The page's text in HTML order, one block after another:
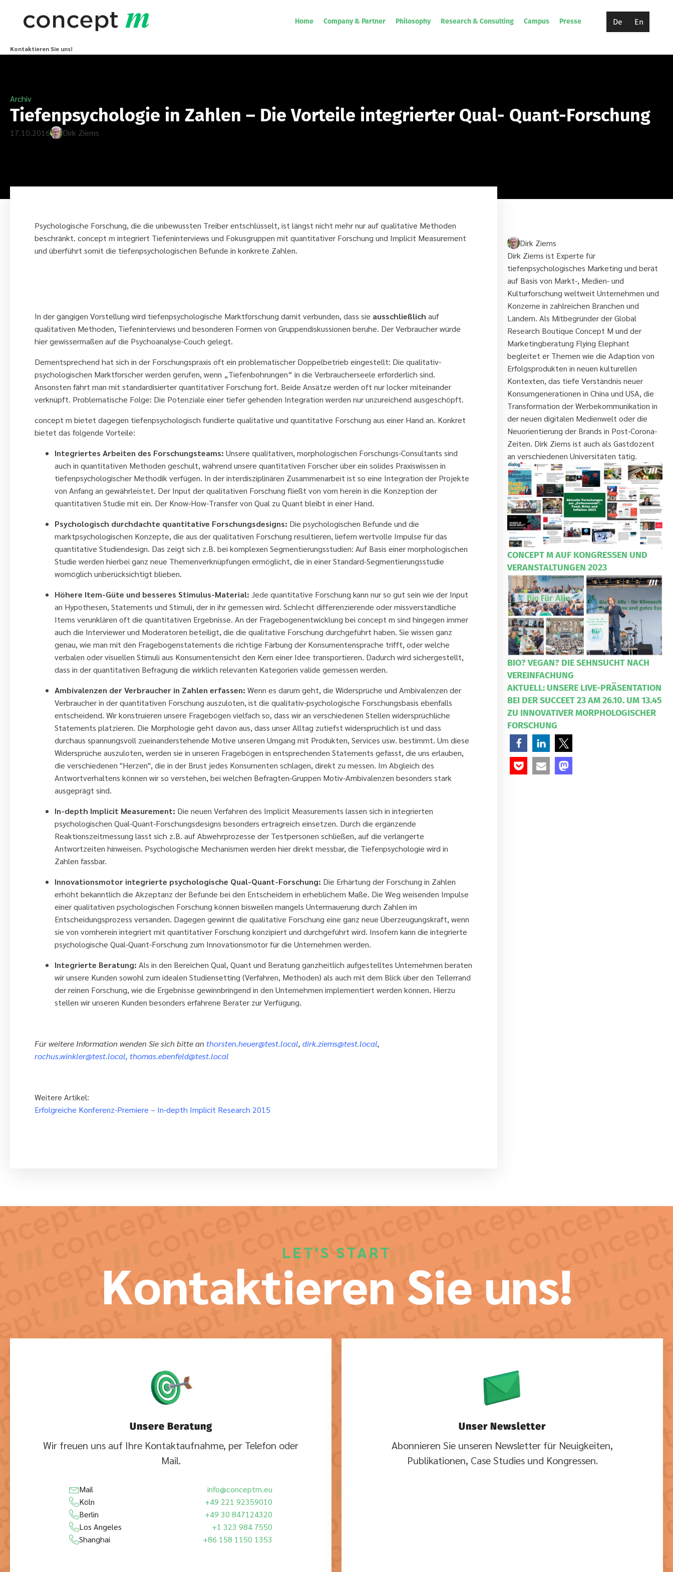
Home Company & Partner Philosophy Research & Consulting Campus Presse De En
Kontaktieren Sie uns!
Archiv
Tiefenpsychologie in Zahlen – Die Vorteile integrierter Qual- Quant-Forschung
17.10.2016 Dirk Ziems
Psychologische Forschung, die die unbewussten Treiber entschlüsselt, ist längst nicht mehr nur auf qualitative Methoden
beschränkt. concept m integriert Tiefeninterviews und Fokusgruppen mit quantitativer Forschung und Implicit Measurement
und überführt somit die tiefenpsychologischen Befunde in konkrete Zahlen.
In der gängigen Vorstellung wird tiefenpsychologische Marktforschung damit verbunden, dass sie ausschließlich auf
qualitativen Methoden, Tiefeninterviews und besonderen Formen von Gruppendiskussionen beruhe. Der Verbraucher würde
hier gewissermaßen auf die Psychoanalyse-Couch gelegt.
Dementsprechend hat sich in der Forschungspraxis oft ein problematischer Doppelbetrieb eingestellt: Die qualitativ-
psychologischen Marktforscher werden gerufen, wenn „Tiefenbohrungen“ in die Verbraucherseele erforderlich sind.
Ansonsten fährt man mit standardisierter quantitativer Forschung fort. Beide Ansätze werden oft nur locker miteinander
verknüpft. Problematische Folge: Die Potenziale einer tiefer gehenden Integration werden nur unzureichend ausgeschöpft.
concept m bietet dagegen tiefenpsychologisch fundierte qualitative und quantitative Forschung aus einer Hand an. Konkret
bietet das folgende Vorteile:
Integriertes Arbeiten des Forschungsteams: Unsere qualitativen, morphologischen Forschungs-Consultants sind
auch in quantitativen Methoden geschult, während unsere quantitativen Forscher über ein solides Praxiswissen in
tiefenpsychologischer Methodik verfügen. In der interdisziplinären Zusammenarbeit ist so eine Integration der Projekte
von Anfang an gewährleistet. Der Input der qualitativen Forschung fließt von vorn herein in die Konzeption der
quantitativen Studie mit ein. Der Know-How-Transfer von Qual zu Quant bleibt in einer Hand.
Psychologisch durchdachte quantitative Forschungsdesigns: Die psychologischen Befunde und die
marktpsychologischen Konzepte, die aus der qualitativen Forschung resultieren, liefern wertvolle Impulse für das
quantitative Studiendesign. Das zeigt sich z.B. bei komplexen Segmentierungsstudien: Auf Basis einer morphologischen
Studie werden hierbei ganz neue Themenverknüpfungen ermöglicht, die in einer Standard-Segmentierungsstudie
womöglich unberücksichtigt blieben.
Höhere Item-Güte und besseres Stimulus-Material: Jede quantitative Forschung kann nur so gut sein wie der Input
an Hypothesen, Statements und Stimuli, der in ihr gemessen wird. Schlecht differenzierende oder missverständliche
Items verunklären oft die quantitativen Ergebnisse. An der Fragebogenentwicklung bei concept m sind hingegen immer
auch die Interviewer und Moderatoren beteiligt, die die qualitative Forschung durchgeführt haben. Sie wissen ganz
genau, wie man mit den Fragebogenstatements die richtige Färbung der Konsumentensprache trifft, oder welche
verbalen oder visuellen Stimuli aus Konsumentensicht den Kern einer Idee transportieren. Dadurch wird sichergestellt,
dass in der quantitativen Befragung die wirklich relevanten Kategorien valide gemessen werden.
Ambivalenzen der Verbraucher in Zahlen erfassen: Wenn es darum geht, die Widersprüche und Ambivalenzen der
Verbraucher in der quantitativen Forschung auszuloten, ist die qualitativ-psychologische Forschungsbasis ebenfalls
entscheidend. Wir konstruieren unsere Fragebögen vielfach so, dass wir an verschiedenen Stellen widersprüchliche
Statements platzieren. Die Morphologie geht davon aus, dass unser Alltag zutiefst widersprüchlich ist und dass
durchaus spannungsvoll zueinanderstehende Motive unseren Umgang mit Produkten, Services usw. bestimmt. Um diese
Widersprüche auszuloten, werden sie in unseren Fragebögen in entsprechenden Statements gefasst, die uns erlauben,
die verschiedenen "Herzen", die in der Brust jedes Konsumenten schlagen, direkt zu messen. Im Abgleich des
Antwortverhaltens können wir so verstehen, bei welchen Befragten-Gruppen Motiv-Ambivalenzen besonders stark
ausgeprägt sind.
In-depth Implicit Measurement: Die neuen Verfahren des Implicit Measurements lassen sich in integrierten
psychologischen Qual-Quant-Forschungsdesigns besonders ertragreich einsetzen. Durch die ergänzende
Reaktionszeitmessung lässt sich z.B. auf Abwehrprozesse der Testpersonen schließen, auf die verlängerte
Antwortzeiten hinweisen. Psychologische Mechanismen werden hier direkt messbar, die Tiefenpsychologie wird in
Zahlen fassbar.
Innovationsmotor integrierte psychologische Qual-Quant-Forschung: Die Erhärtung der Forschung in Zahlen
erhöht bekanntlich die Akzeptanz der Befunde bei den Entscheidern in erheblichem Maße. Die Weg weisenden Impulse
einer qualitativen psychologischen Forschung können bisweilen mangels Untermauerung durch Zahlen im
Entscheidungsprozess versanden. Dagegen gewinnt die qualitative Forschung eine ganz neue Überzeugungskraft, wenn
sie von vornherein integriert mit quantitativer Forschung konzipiert und durchgeführt wird. Insofern kann die integrierte
psychologische Qual-Quant-Forschung zum Innovationsmotor für die Unternehmen werden.
Integrierte Beratung: Als in den Bereichen Qual, Quant und Beratung ganzheitlich aufgestelltes Unternehmen beraten
wir unsere Kunden sowohl zum idealen Studiensetting (Verfahren, Methoden) als auch mit dem Blick über den Tellerrand
der reinen Forschung, wie die Ergebnisse gewinnbringend in den Unternehmen implementiert werden können. Hierzu
stellen wir unseren Kunden besonders erfahrene Berater zur Verfügung.
Für weitere Information wenden Sie sich bitte an thorsten.heuer@test.local, dirk.ziems@test.local,
rochus.winkler@test.local, thomas.ebenfeld@test.local
Weitere Artikel:
Erfolgreiche Konferenz-Premiere – In-depth Implicit Research 2015
Dirk Ziems
Dirk Ziems ist Experte für
tiefenpsychologisches Marketing und berät
auf Basis von Markt-, Medien- und
Kulturforschung weltweit Unternehmen und
Konzerne in zahlreichen Branchen und
Ländern. Als Mitbegründer der Global
Research Boutique Concept M und der
Marketingberatung Flying Elephant
begleitet er Themen wie die Adaption von
Erfolgsprodukten in neuen kulturellen
Kontexten, das tiefe Verständnis neuer
Konsumgenerationen in China und USA, die
Transformation der Werbekommunikation in
der neuen digitalen Medienwelt oder die
Neuorientierung der Brands in Post-Corona-
Zeiten. Dirk Ziems ist auch als Gastdozent
an verschiedenen Universitäten tätig.
CONCEPT M AUF KONGRESSEN UND
VERANSTALTUNGEN 2023
BIO? VEGAN? DIE SEHNSUCHT NACH
VEREINFACHUNG
AKTUELL: UNSERE LIVE-PRÄSENTATION
BEI DER SUCCEET 23 AM 26.10. UM 13.45
ZU INNOVATIVER MORPHOLOGISCHER
FORSCHUNG
LET'S START
Kontaktieren Sie uns!
Unsere Beratung
Wir freuen uns auf Ihre Kontaktaufnahme, per Telefon oder
Mail.
Mail
info@conceptm.eu
Köln
+49 221 92359010
Berlin
+49 30 847124320
Los Angeles
+1 323 984 7550
Shanghai
+86 158 1150 1353
Unser Newsletter
Abonnieren Sie unseren Newsletter für Neuigkeiten,
Publikationen, Case Studies und Kongressen.